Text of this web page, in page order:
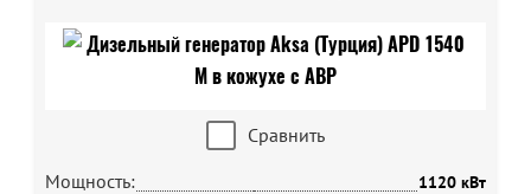
Сравнить
Мощность:
1120 кВт